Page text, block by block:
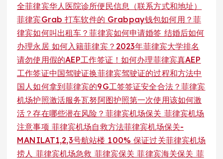
全菲律宾华人医院诊所便民信息（联系方式和地址）
菲律宾Grab 打车软件的 Grabpay钱包如何用？菲
律宾如何叫出租车？菲律宾如何申请婚签 结婚后如何
办理永居 如何入籍菲律宾？ 2023年菲律宾大学排名
请勿使用假的AEP工作签证！如何办理菲律宾真AEP
工作签证中国驾驶证换菲律宾驾驶证的过程和方法中
国人如何拿到菲律宾的9G工签签证安全合法？菲律宾
机场护照激活服务瓦努阿图护照第一次使用该如何激
活？存在哪些潜在风险？ 菲律宾机场保关 菲律宾机场
注意事项 菲律宾机场自救方法菲律宾机场保关-
MANILAT1,2,3号航站楼 100% 保证过关菲律宾机场
捞人 菲律宾机场急救 菲律宾保关 菲律宾海关保关 菲